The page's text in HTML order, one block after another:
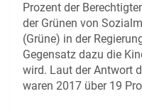
Prozent der
der Grünen von
(Grüne) in der
Gegensatz dazu die
wird. Laut der Antwort
waren 2017 über 19